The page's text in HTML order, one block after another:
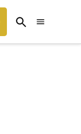
Open
Search